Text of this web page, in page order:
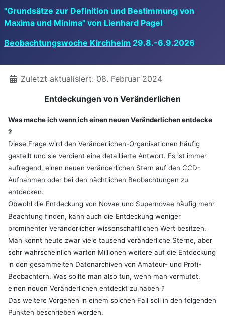
"Grundsätze zur Definition und Bestimmung von
Maxima und Minima" von Lienhard Pagel
Beobachtungswoche Kirchheim 29.8.-6.9.2026
DetailsZuletzt aktualisiert: 08. Februar 2024
Entdeckungen von Veränderlichen
Was mache ich wenn ich einen neuen Veränderlichen entdecke
?
Diese Frage wird den Veränderlichen-Organisationen häufig
gestellt und sie verdient eine detaillierte Antwort. Es ist immer
aufregend, einen neuen veränderlichen Stern auf den CCD-
Aufnahmen oder bei den nächtlichen Beobachtungen zu
entdecken.
Obwohl die Entdeckung von Novae und Supernovae häufig mehr
Beachtung finden, kann auch die Entdeckung weniger
prominenter Veränderlicher wissenschaftlichen Wert besitzen.
Man kennt heute zwar viele tausend veränderliche Sterne, aber
sehr wahrscheinlich warten Millionen weitere auf die Entdeckung
in den gesammelten Datenarchiven von Amateur- und Profi-
Beobachtern. Was sollte man also tun, wenn man vermutet,
einen neuen Veränderlichen entdeckt zu haben ?
Das weitere Vorgehen in einem solchen Fall soll in den folgenden
Punkten beschrieben werden.